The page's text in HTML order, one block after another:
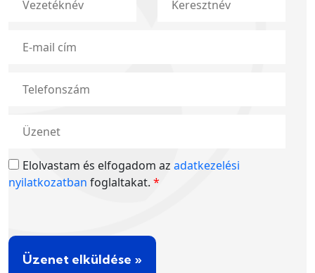
Elolvastam és elfogadom az adatkezelési
nyilatkozatban foglaltakat. *